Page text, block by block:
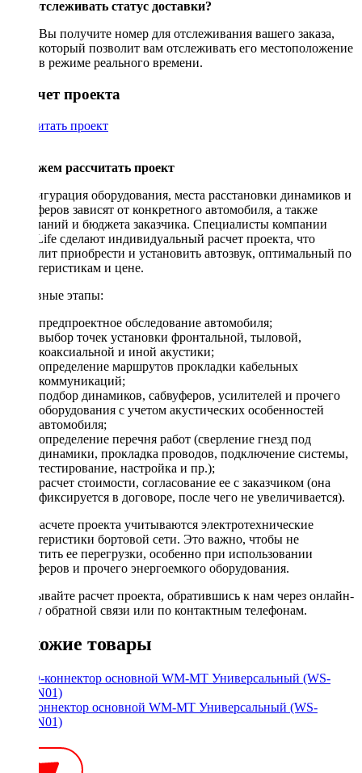
Как отслеживать статус доставки?
Вы получите номер для отслеживания вашего заказа,
который позволит вам отслеживать его местоположение
в режиме реального времени.
Рассчет проекта
Рассчитать проект
Поможем рассчитать проект
Конфигурация оборудования, места расстановки динамиков и
сабвуферов зависят от конкретного автомобиля, а также
пожеланий и бюджета заказчика. Специалисты компании
DriveLife сделают индивидуальный расчет проекта, что
позволит приобрести и установить автозвук, оптимальный по
характеристикам и цене.
Основные этапы:
предпроектное обследование автомобиля;
выбор точек установки фронтальной, тыловой,
коаксиальной и иной акустики;
определение маршрутов прокладки кабельных
коммуникаций;
подбор динамиков, сабвуферов, усилителей и прочего
оборудования с учетом акустических особенностей
автомобиля;
определение перечня работ (сверление гнезд под
динамики, прокладка проводов, подключение системы,
тестирование, настройка и пр.);
расчет стоимости, согласование ее с заказчиком (она
фиксируется в договоре, после чего не увеличивается).
При расчете проекта учитываются электротехнические
характеристики бортовой сети. Это важно, чтобы не
допустить ее перегрузки, особенно при использовании
сабвуферов и прочего энергоемкого оборудования.
Заказывайте расчет проекта, обратившись к нам через онлайн-
форму обратной связи или по контактным телефонам.
Похожие товары
ISO-коннектор основной WM-MT Универсальный (WS-
MTUN01)